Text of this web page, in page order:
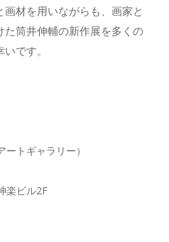
材を用いながらも、画家と
た筒井伸輔の新作展を多くの
です。
トギャラリー）
楽ビル2F